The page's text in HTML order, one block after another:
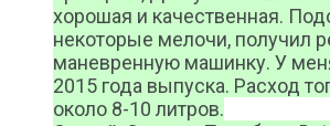
хорошая и качественная.
некоторые мелочи, получил
маневренную машинку. У
2015 года выпуска. Расход
около 8-10 литров.